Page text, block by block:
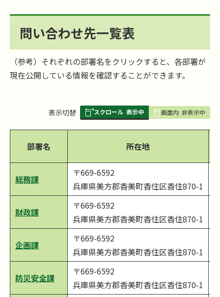
問い合わせ先一覧表
（参考）それぞれの部署名をクリックすると、各部署が
現在公開している情報を確認することができます。
表
の
表示切替 スクロール 表示中 画面内 非表示中
部署名 所在地
総務課
〒669-6592
兵庫県美方郡香美町香住区香住870-1
財政課
〒669-6592
兵庫県美方郡香美町香住区香住870-1
企画課
〒669-6592
兵庫県美方郡香美町香住区香住870-1
防災安全課
〒669-6592
兵庫県美方郡香美町香住区香住870-1